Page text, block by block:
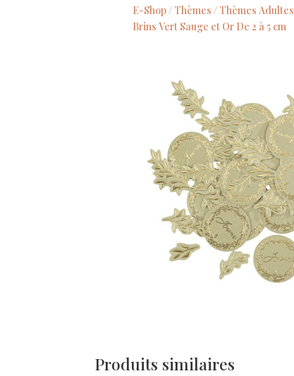
E-Shop / Thèmes / Thèmes Adultes
Brins Vert Sauge et Or De 2 à 5 cm
Produits similaires